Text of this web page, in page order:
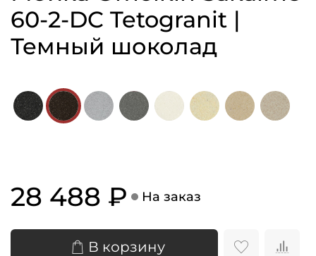
60-2-DC Tetogranit |
Темный шоколад
28 488 ₽ На заказ
В корзину